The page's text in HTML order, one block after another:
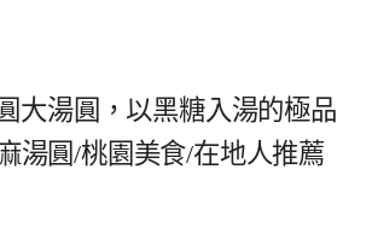
大湯圓，以黑糖入湯的極品
湯圓/桃園美食/在地人推薦